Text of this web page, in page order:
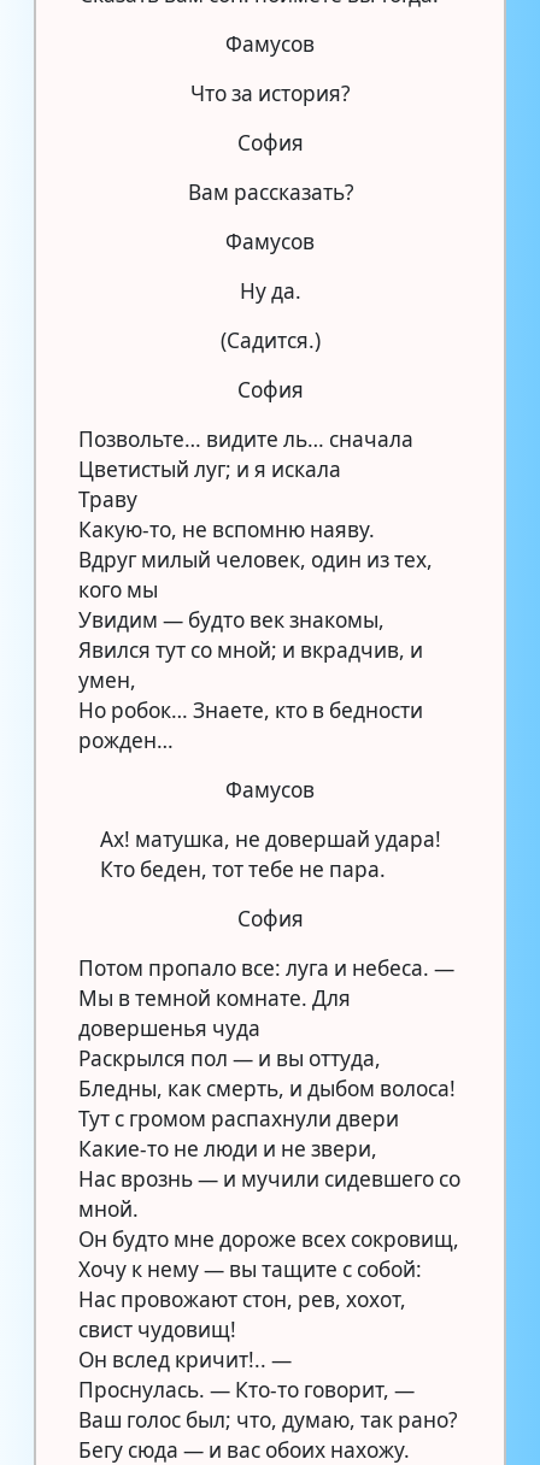
Фамусов
Что за история?
София
Вам рассказать?
Фамусов
Ну да.
(Садится.)
София
Позвольте… видите ль… сначала
Цветистый луг; и я искала
Траву
Какую-то, не вспомню наяву.
Вдруг милый человек, один из тех,
кого мы
Увидим — будто век знакомы,
Явился тут со мной; и вкрадчив, и
умен,
Но робок… Знаете, кто в бедности
рожден…
Фамусов
Ах! матушка, не довершай удара!
Кто беден, тот тебе не пара.
София
Потом пропало все: луга и небеса. —
Мы в темной комнате. Для
довершенья чуда
Раскрылся пол — и вы оттуда,
Бледны, как смерть, и дыбом волоса!
Тут с громом распахнули двери
Какие-то не люди и не звери,
Нас врознь — и мучили сидевшего со
мной.
Он будто мне дороже всех сокровищ,
Хочу к нему — вы тащите с собой:
Нас провожают стон, рев, хохот,
свист чудовищ!
Он вслед кричит!.. —
Проснулась. — Кто-то говорит, —
Ваш голос был; что, думаю, так рано?
Бегу сюда — и вас обоих нахожу.